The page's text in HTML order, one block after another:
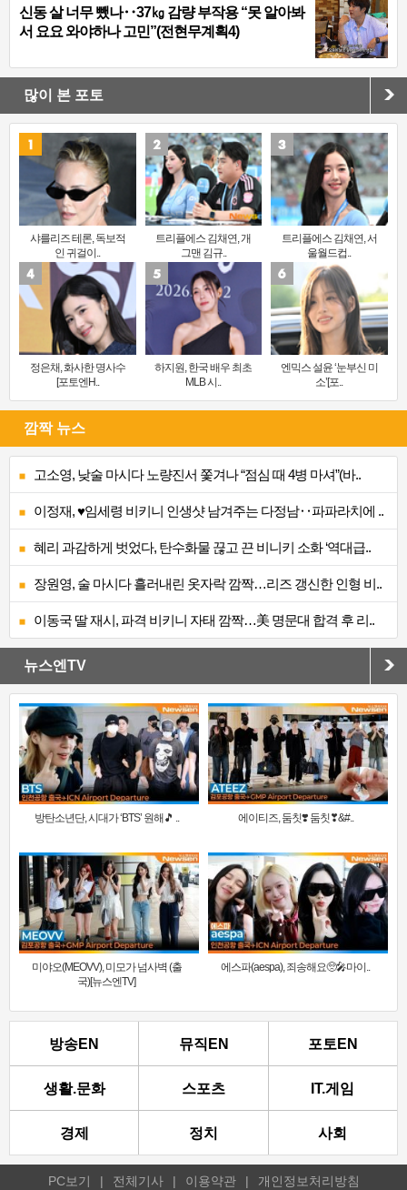
신동 살 너무 뺐나‥37㎏ 감량 부작용 “못 알아봐
서 요요 와야하나 고민”(전현무계획4)
많이 본 포토
샤를리즈 테론, 독보적
인 귀걸이..
트리플에스 김채연, 개
그맨 김규..
트리플에스 김채연, 서
울월드컵..
정은채, 화사한 명사수
[포토엔H..
하지원, 한국 배우 최초
MLB 시..
엔믹스 설윤 ‘눈부신 미
소’[포..
깜짝 뉴스
고소영, 낮술 마시다 노량진서 쫓겨나 “점심 때 4병 마셔”(바..
이정재, ♥임세령 비키니 인생샷 남겨주는 다정남‥파파라치에 ..
혜리 과감하게 벗었다, 탄수화물 끊고 끈 비니키 소화 ‘역대급..
장원영, 술 마시다 흘러내린 옷자락 깜짝…리즈 갱신한 인형 비..
이동국 딸 재시, 파격 비키니 자태 깜짝…美 명문대 합격 후 리..
뉴스엔TV
방탄소년단, 시대가 ‘BTS’ 원해🎵 .. 에이티즈, 둠칫❣️ 둠칫❣&#..
미야오(MEOVV), 미모가 넘사벽 (출
국)[뉴스엔TV]
에스파(aespa), 죄송해요🥺🎤마이..
방송EN 뮤직EN 포토EN
생활.문화 스포츠 IT.게임
경제 정치 사회
PC보기 | 전체기사 | 이용약관 | 개인정보처리방침